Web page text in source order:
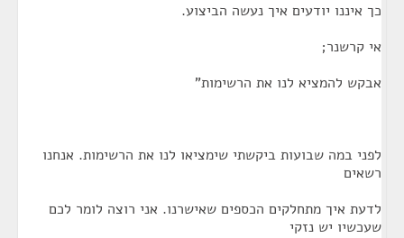
כך איננו יודעים איך נעשה הביצוע.
אי קרשנר;
אבקש להמציא לנו את הרשימות"
לפני במה שבועות ביקשתי שימציאו לנו את הרשימות. אנחנו
רשאים
לדעת איך מתחלקים הכספים שאישרנו. אני רוצה לומר לכם
שעכשיו יש נזקי